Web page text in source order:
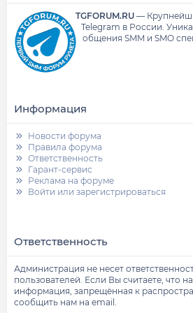
TGFORUM.RU—
Telegram в России.
общения SMM и SMO
Информация
Новости форума
Правила форума
Ответственность
Гарант-сервис
Реклама на форуме
Войти или зарегистрироваться
Ответственность
Администрация не несет
пользователей. Если Вы считаете, что
информация, запрещённая к
сообщить нам на email.